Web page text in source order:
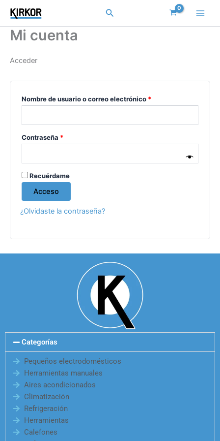
contenido
Buscar
Mi cuenta
Acceder
Nombre de usuario o correo electrónico *
Obligatorio
Contraseña *
Recuérdame
Acceso
¿Olvidaste la contraseña?
Categorías
Pequeños electrodomésticos
Herramientas manuales
Aires acondicionados
Climatización
Refrigeración
Herramientas
Calefones